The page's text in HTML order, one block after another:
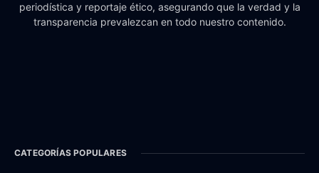
periodística y reportaje ético, asegurando que la verdad y la
transparencia prevalezcan en todo nuestro contenido.
CATEGORÍAS POPULARES